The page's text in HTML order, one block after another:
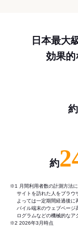
日本最大
効果的
約
約
※1 月間利用者数の計測方法に
サイトを訪れた人をブラウ
よっては一定期間経過後
バイル端末のウェブページ
ログラムなどの機械的なア
※2 2026年3月時点